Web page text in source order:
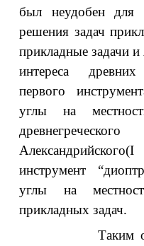
был неудобен для
решения задач
прикладные задачи
интереса
первого
углы на
инструмент
углы на
прикладных задач.
образом,